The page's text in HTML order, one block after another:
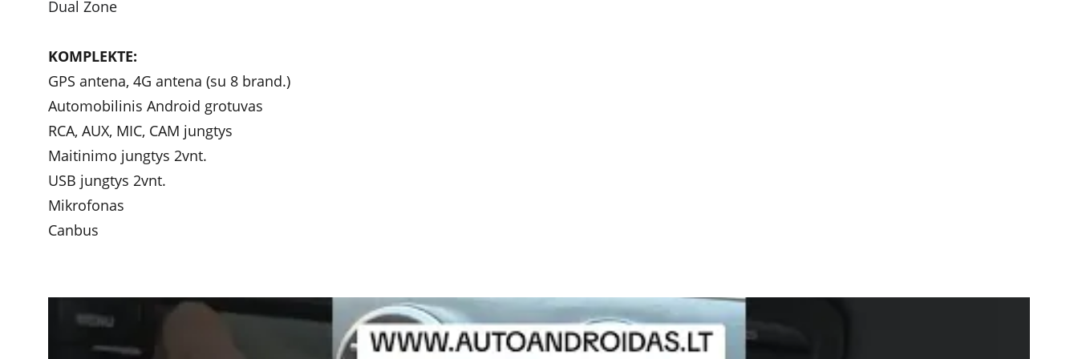
Dual Zone
KOMPLEKTE:
GPS antena, 4G antena (su 8 brand.)
Automobilinis Android grotuvas
RCA, AUX, MIC, CAM jungtys
Maitinimo jungtys 2vnt.
USB jungtys 2vnt.
Mikrofonas
Canbus